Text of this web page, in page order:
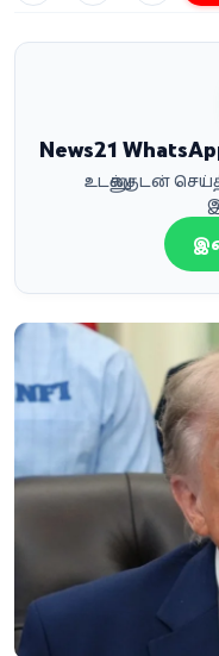
News21
உடனுக்குடன்